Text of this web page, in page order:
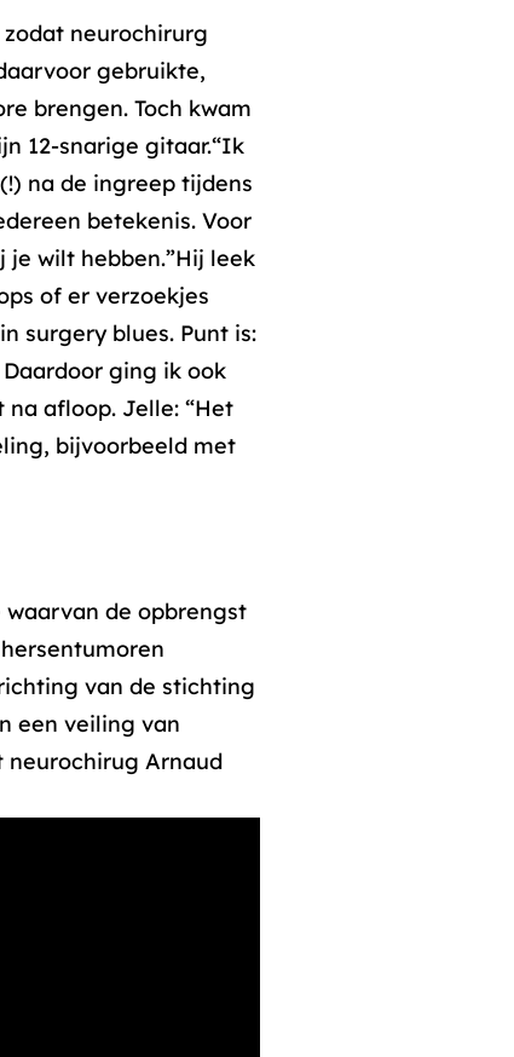
neurochirurg
gebruikte,
brengen. Toch kwam
12-snarige gitaar.“Ik
na de ingreep tijdens
betekenis. Voor
je wilt hebben.”Hij leek
of er verzoekjes
surgery blues. Punt is:
ging ik ook
afloop. Jelle: “Het
bijvoorbeeld met
de opbrengst
van de stichting
een veiling van
neurochirug Arnaud